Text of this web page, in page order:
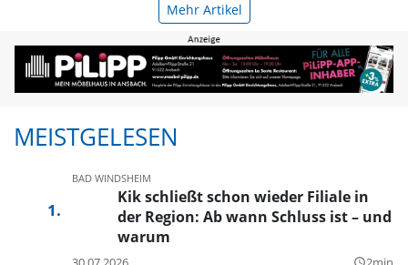
Mehr Artikel
MEISTGELESEN
BAD WINDSHEIM
Kik schließt schon wieder Filiale in
der Region: Ab wann Schluss ist – und
warum